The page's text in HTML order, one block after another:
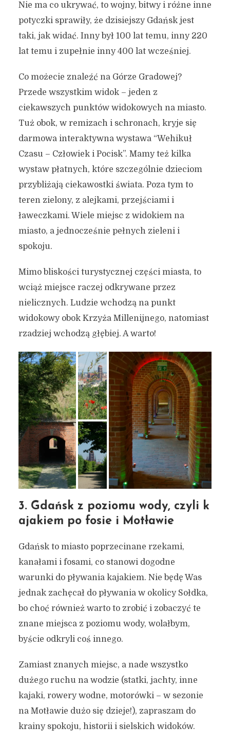
Nie ma co ukrywać, to wojny, bitwy i różne inne
potyczki sprawiły, że dzisiejszy Gdańsk jest
taki, jak widać. Inny był 100 lat temu, inny 220
lat temu i zupełnie inny 400 lat wcześniej.
Co możecie znaleźć na Górze Gradowej?
Przede wszystkim widok – jeden z
ciekawszych punktów widokowych na miasto.
Tuż obok, w remizach i schronach, kryje się
darmowa interaktywna wystawa “Wehikuł
Czasu – Człowiek i Pocisk”. Mamy też kilka
wystaw płatnych, które szczególnie dzieciom
przybliżają ciekawostki świata. Poza tym to
teren zielony, z alejkami, przejściami i
ławeczkami. Wiele miejsc z widokiem na
miasto, a jednocześnie pełnych zieleni i
spokoju.
Mimo bliskości turystycznej części miasta, to
wciąż miejsce raczej odkrywane przez
nielicznych. Ludzie wchodzą na punkt
widokowy obok Krzyża Millenijnego, natomiast
rzadziej wchodzą głębiej. A warto!
3. Gdańsk z poziomu wody, czyli k
ajakiem po fosie i Motławie
Gdańsk to miasto poprzecinane rzekami,
kanałami i fosami, co stanowi dogodne
warunki do pływania kajakiem. Nie będę Was
jednak zachęcał do pływania w okolicy Sołdka,
bo choć również warto to zrobić i zobaczyć te
znane miejsca z poziomu wody, wolałbym,
byście odkryli coś innego.
Zamiast znanych miejsc, a nade wszystko
dużego ruchu na wodzie (statki, jachty, inne
kajaki, rowery wodne, motorówki – w sezonie
na Motławie dużo się dzieje!), zapraszam do
krainy spokoju, historii i sielskich widoków.